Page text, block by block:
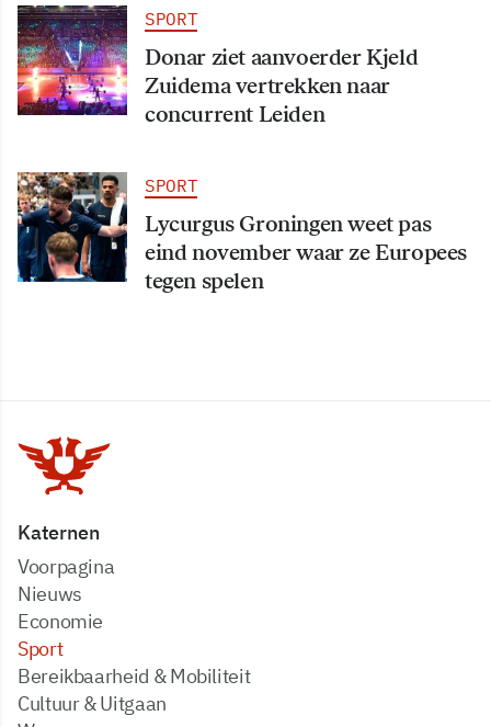
SPORT
Donar ziet aanvoerder Kjeld
Zuidema vertrekken naar
concurrent Leiden
SPORT
Lycurgus Groningen weet pas
eind november waar ze Europees
tegen spelen
Katernen
Voorpagina
Nieuws
Economie
Sport
Bereikbaarheid & Mobiliteit
Cultuur & Uitgaan